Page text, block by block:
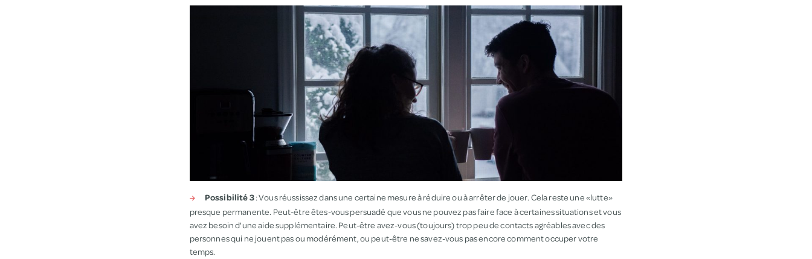
Possibilité 3: Vous réussissez dans une certaine mesure à réduire ou à arrêter de jouer. Cela reste une «lutte»
presque permanente. Peut-être êtes-vous persuadé que vous ne pouvez pas faire face à certaines situations et vous
avez besoin d'une aide supplémentaire. Peut-être avez-vous (toujours) trop peu de contacts agréables avec des
personnes qui ne jouent pas ou modérément, ou peut-être ne savez-vous pas encore comment occuper votre
temps.